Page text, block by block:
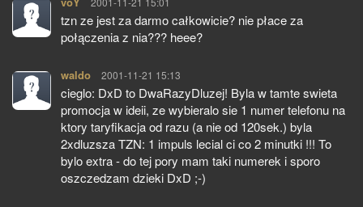
tzn ze jest za darmo całkowicie? nie płace za
połączenia z nia??? heee?
waldo pisze:
2001-11-21 15:13
cieglo: DxD to DwaRazyDluzej! Byla w tamte swieta
promocja w ideii, ze wybieralo sie 1 numer telefonu na
ktory taryfikacja od razu (a nie od 120sek.) byla
2xdluzsza TZN: 1 impuls lecial ci co 2 minutki !!! To
bylo extra - do tej pory mam taki numerek i sporo
oszczedzam dzieki DxD ;-)